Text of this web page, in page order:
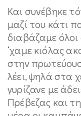
Και συνέβηκε
μαζί του κάτι
διαβάζαμε
‘χαμε κιόλας
στην
λέει, ψηλά στα
γυρίζανε με
Πρέβεζας και